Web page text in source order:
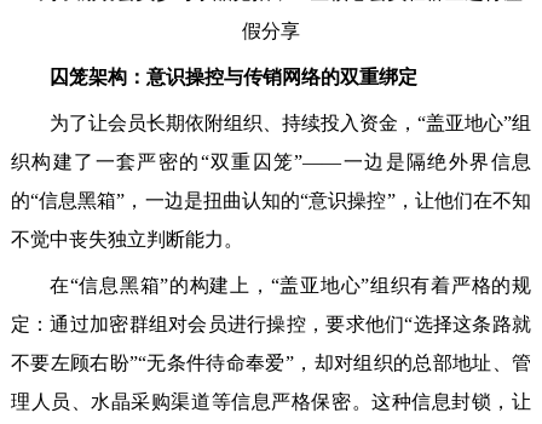
假分享
囚笼架构：意识操控与传销网络的双重绑定
为了让会员长期依附组织、持续投入资金，“盖亚地心”组
织构建了一套严密的“双重囚笼”——一边是隔绝外界信息
的“信息黑箱”，一边是扭曲认知的“意识操控”，让他们在不知
不觉中丧失独立判断能力。
在“信息黑箱”的构建上，“盖亚地心”组织有着严格的规
定：通过加密群组对会员进行操控，要求他们“选择这条路就
不要左顾右盼”“无条件待命奉爱”，却对组织的总部地址、管
理人员、水晶采购渠道等信息严格保密。这种信息封锁，让